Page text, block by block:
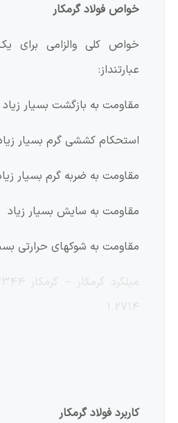
خواص فولاد گرمکار
خواص کلی والزامی برای یک
عبارتنداز:
مقاومت به بازگشت بسیار زیاد
استحکام کششی گرم بسیار
مقاومت به ضربه گرم بسیار
مقاومت به سایش بسیار زیاد
مقاومت به شوکهای حرارتی
۱.۲۷۱۴
کاربرد فولاد گرمکار